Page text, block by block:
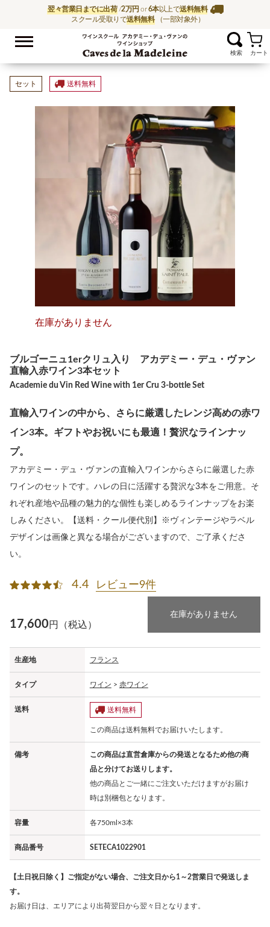
翌々営業日までに出荷/2万円 or6本以上で送料無料
スクール受取りで送料無料 （一部対象外）
ワイン通販ならワイ
お気に入
セット 送料無料
在庫がありません
ブルゴーニュ1erクリュ入り アカデミー・デュ・ヴァン
直輸入赤ワイン3本セット
Academie du Vin Red Wine with 1er Cru 3-bottle Set
直輸入ワインの中から、さらに厳選したレンジ高めの赤ワ
イン3本。ギフトやお祝いにも最適！贅沢なラインナッ
プ。
アカデミー・デュ・ヴァンの直輸入ワインからさらに厳選した赤
ワインのセットです。ハレの日に活躍する贅沢な3本をご用意。そ
れぞれ産地や品種の魅力的な個性も楽しめるラインナップをお楽
しみください。【送料・クール便代別】※ヴィンテージやラベル
デザインは画像と異なる場合がございますので、ご了承くださ
い。
4.4 レビュー9件
17,600円（税込）
在庫がありません
生産地 フランス
タイプ ワイン > 赤ワイン
送料 送料無料
この商品は送料無料でお届けいたします。
備考
この商品は直営倉庫からの発送となるため他の商
品と分けてお送りします。
他の商品とご一緒にご注文いただけますがお届け
時は別梱包となります。
容量 各750ml×3本
商品番号 SETECA1022901
【土日祝日除く】ご指定がない場合、ご注文日から1～2営業日で発送しま
す。
お届け日は、エリアにより出荷翌日から翌々日となります。